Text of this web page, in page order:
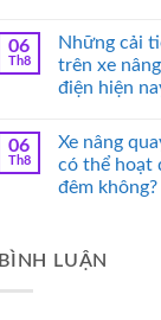
06
Th8
Những cải
trên xe
điện hiện
06
Th8
Xe nâng
có thể hoạt
đêm không?
BÌNH LUẬN